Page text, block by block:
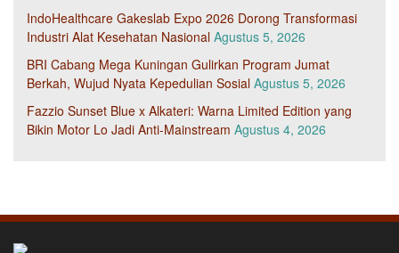
IndoHealthcare Gakeslab Expo 2026 Dorong Transformasi
Industri Alat Kesehatan Nasional Agustus 5, 2026
BRI Cabang Mega Kuningan Gulirkan Program Jumat
Berkah, Wujud Nyata Kepedulian Sosial Agustus 5, 2026
Fazzio Sunset Blue x Alkateri: Warna Limited Edition yang
Bikin Motor Lo Jadi Anti-Mainstream Agustus 4, 2026